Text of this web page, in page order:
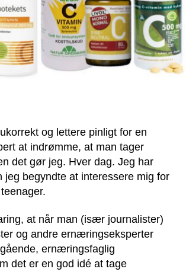
og lettere pinligt for en
at indrømme, at man tager
det gør jeg. Hver dag. Jeg har
jeg begyndte at interessere mig for
at når man (især journalister)
og andre ernæringseksperter
ernæringsfaglig
det er en god idé at tage